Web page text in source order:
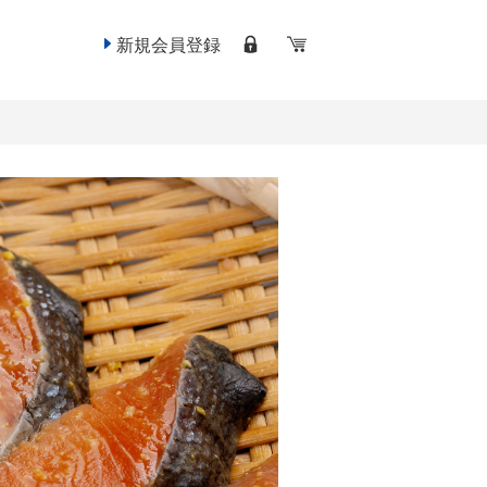
新規会員登録